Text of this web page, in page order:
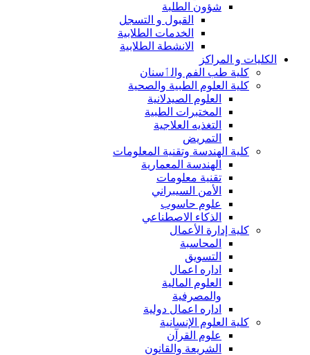
شؤون الطلبة
القبول و التسجل
الخدمات الطلابية
الانشطة الطلابية
الكليات و المراكز
كلية طب الفم والٲسنان
كلية العلوم الطبية والصحية
العلوم الصيدلانية
المختبرات الطبية
التغذيه العلاجية
التمريض
كلية الهندسة وتقنية المعلومات
الهندسة المعمارية
تقنية معلومات
الأمن السيبراني
علوم حاسوب
الذكاء الاصطناعي
كلية إدارة الأعمال
المحاسبة
التسويق
اداره اعمال
العلوم المالية
والمصرفية
اداره اعمال دولية
كلية العلوم الإنسانية
علوم القرآن
الشريعة والقانون